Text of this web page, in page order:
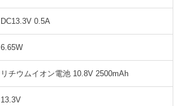
DC13.3V 0.5A
6.65W
リチウムイオン電池 10.8V 2500mAh
13.3V